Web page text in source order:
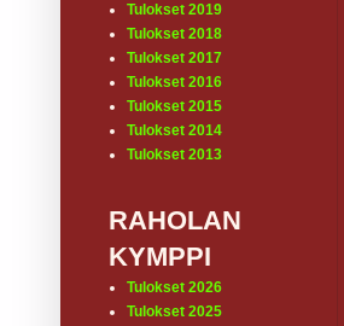
Tulokset 2019
Tulokset 2018
Tulokset 2017
Tulokset 2016
Tulokset 2015
Tulokset 2014
Tulokset 2013
RAHOLAN
KYMPPI
Tulokset 2026
Tulokset 2025